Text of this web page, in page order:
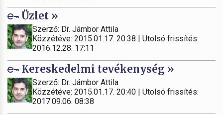
Üzlet »
Szerző: Dr. Jámbor Attila
Közzétéve: 2015.01.17. 20:38 | Utolsó frissítés:
2016.12.28. 17:11
Kereskedelmi tevékenység »
Szerző: Dr. Jámbor Attila
Közzétéve: 2015.01.17. 20:40 | Utolsó frissítés:
2017.09.06. 08:38